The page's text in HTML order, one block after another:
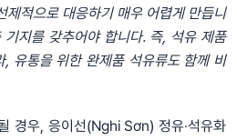
제적으로 대응하기 매우 어렵게 만듭니
지를 갖추어야 합니다. 즉, 석유 제품
, 유통을 위한 완제품 석유류도 함께 비
경우, 응이선(Nghi Sơn) 정유‧석유화